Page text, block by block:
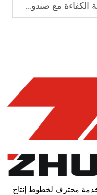
مع صندوق تجفيف كبير
محترف لخطوط إنتاج